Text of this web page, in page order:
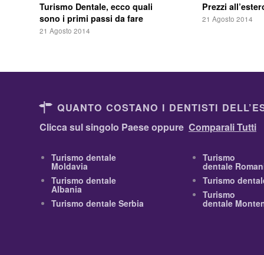
Turismo Dentale, ecco quali
sono i primi passi da fare
21 Agosto 2014
Prezzi
21 Agosto 2014
QUANTO COSTANO I DENTISTI
Clicca sul singolo Paese oppure Comparali Tutti
Turismo dentale
Moldavia
Turismo dentale
Albania
Turismo dentale Serbia
Turismo
dentale
Turismo
Turismo
dentale